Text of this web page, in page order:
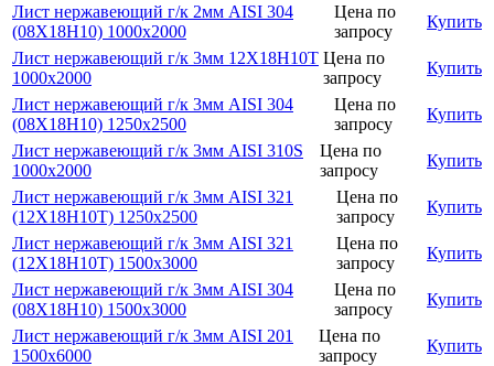
Лист нержавеющий г/к 2мм AISI 304
(08Х18Н10) 1000х2000
Цена по
запросу
Купить
Лист нержавеющий г/к 3мм 12Х18Н10Т
1000х2000
Цена по
запросу
Купить
Лист нержавеющий г/к 3мм AISI 304
(08Х18Н10) 1250х2500
Цена по
запросу
Купить
Лист нержавеющий г/к 3мм AISI 310S
1000х2000
Цена по
запросу
Купить
Лист нержавеющий г/к 3мм AISI 321
(12Х18Н10Т) 1250х2500
Цена по
запросу
Купить
Лист нержавеющий г/к 3мм AISI 321
(12Х18Н10Т) 1500х3000
Цена по
запросу
Купить
Лист нержавеющий г/к 3мм AISI 304
(08Х18Н10) 1500х3000
Цена по
запросу
Купить
Лист нержавеющий г/к 3мм AISI 201
1500х6000
Цена по
запросу
Купить